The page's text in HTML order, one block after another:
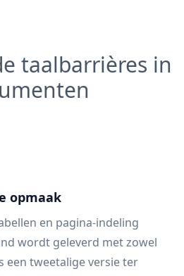
taalbarrières in
opmaak
en pagina-indeling
wordt geleverd met zowel
een tweetalige versie ter